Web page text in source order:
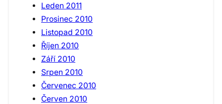
Leden 2011
Prosinec 2010
Listopad 2010
Říjen 2010
Září 2010
Srpen 2010
Červenec 2010
Červen 2010